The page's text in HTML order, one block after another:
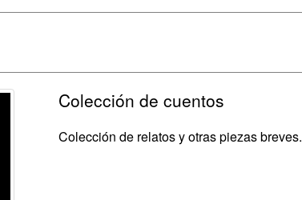
Colección de cuentos
Colección de relatos y otras piezas breves.